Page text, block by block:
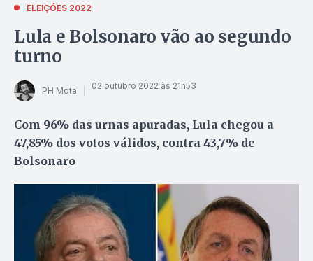
ELEIÇÕES 2022
Lula e Bolsonaro vão ao segundo
turno
PH Mota 02 outubro 2022 às 21h53
Com 96% das urnas apuradas, Lula chegou a
47,85% dos votos válidos, contra 43,7% de
Bolsonaro